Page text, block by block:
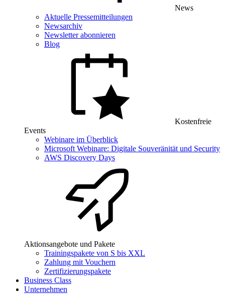
News
Aktuelle Pressemitteilungen
Newsarchiv
Newsletter abonnieren
Blog
Kostenfreie
Events
Webinare im Überblick
Microsoft Webinare: Digitale Souveränität und Security
AWS Discovery Days
Aktionsangebote und Pakete
Trainingspakete von S bis XXL
Zahlung mit Vouchern
Zertifizierungspakete
Business Class
Unternehmen